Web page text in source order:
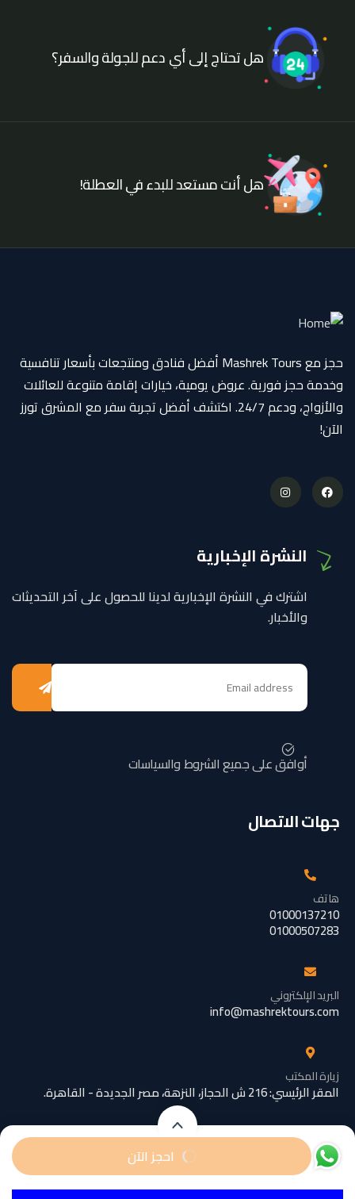
تبدأ من
EGP8000/ شخص
تبدأ من
EGP6000/ رضيع
احجز الآن
هل تحتاج إلى أي دعم للجولة والسفر؟
هل أنت مستعد للبدء في العطلة!
حجز مع Mashrek Tours أفضل فنادق ومنتجعات بأسعار تنافسية
وخدمة حجز فورية. عروض يومية، خيارات إقامة متنوعة للعائلات
والأزواج، ودعم 24/7. اكتشف أفضل تجربة سفر مع المشرق تورز
الآن!
النشرة الإخبارية
اشترك في النشرة الإخبارية لدينا للحصول على آخر التحديثات
والأخبار.
أوافق على جميع الشروط والسياسات
جهات الاتصال
هاتف
01000137210
01000507283
البريد الإلكتروني
info@mashrektours.com
زيارة المكتب
المقر الرئيسي: 216 ش الحجاز، النزهة، مصر الجديدة - القاهرة.
© ٢٠١٠ – ٢٠٢٥ جميع الحقوق